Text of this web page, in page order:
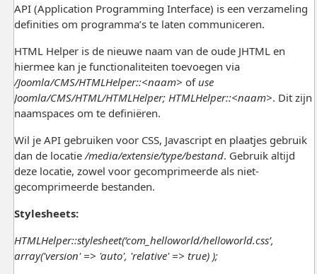
API (Application Programming Interface) is een verzameling
definities om programma’s te laten communiceren.
HTML Helper is de nieuwe naam van de oude JHTML en
hiermee kan je functionaliteiten toevoegen via
/Joomla/CMS/HTMLHelper::<naam> ofuse
Joomla/CMS/HTML/HTMLHelper; HTMLHelper::<naam>. Dit zijn
naamspaces om te definiëren.
Wil je API gebruiken voor CSS, Javascript en plaatjes gebruik
dan de locatie /media/extensie/type/bestand. Gebruik altijd
deze locatie, zowel voor gecomprimeerde als niet-
gecomprimeerde bestanden.
Stylesheets:
HTMLHelper::stylesheet(‘com_helloworld/helloworld.css’,
array('version' => 'auto', 'relative' => true) );